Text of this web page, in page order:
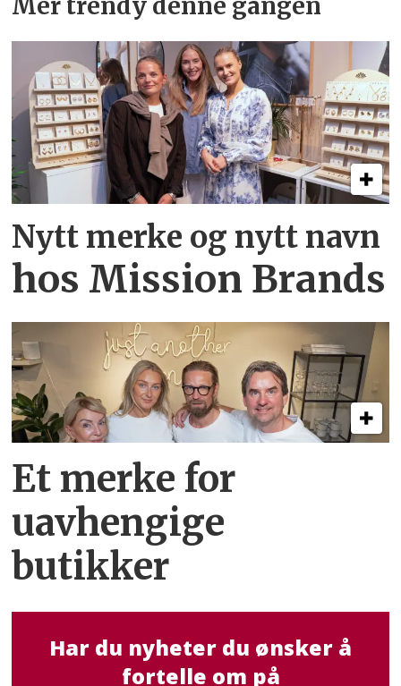
Mer trendy denne gangen
Nytt merke og nytt navn
hos Mission Brands
Et merke for
uavhengige
butikker
Har du nyheter du ønsker å
fortelle om på